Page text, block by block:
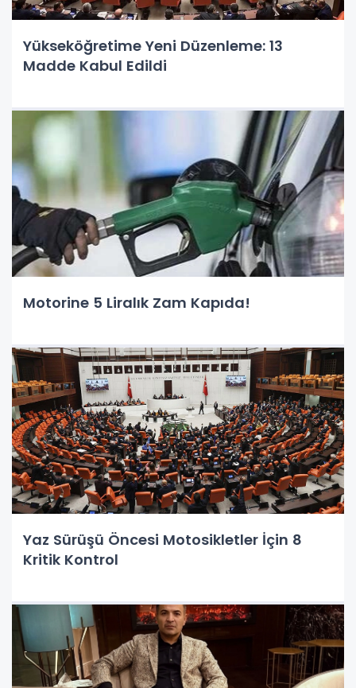
Yükseköğretime Yeni Düzenleme: 13
Madde Kabul Edildi
Motorine 5 Liralık Zam Kapıda!
Yaz Sürüşü Öncesi Motosikletler İçin 8
Kritik Kontrol